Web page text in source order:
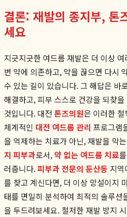
결론: 재발의 종지부, 톤
세요
지긋지긋한 여드름 재발은 더 이상
번 약에 의존하고, 약을 끊으면 다시
수 있는 길이 있습니다. 그 해답은 바
해결하고, 피부 스스로 건강을 되찾
것입니다. 대전 톤즈의원은 이러한
체계적인 대전 여드름 관리 프로그램
을 억제하는 치료가 아닌, 재발을 막
지 피부과로서, 약 없는 여드름 치료
러줍니다.피부과 전문의 둔산동 지
를 찾고 계신다면, 더 이상 망설이지
태를 면밀히 분석하여 최적의 솔루션
을 두드려보세요. 철저한 재발 방지